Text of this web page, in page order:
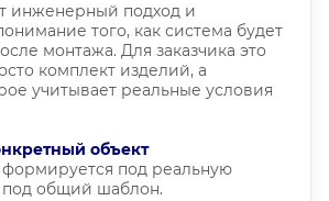
инженерный подход и
того, как система будет
монтажа. Для заказчика это
комплект изделий, а
учитывает реальные условия
объект
под реальную
под общий шаблон.